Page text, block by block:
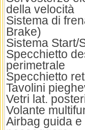
della velocità
Sistema di
Brake)
Sistema Start/
Specchietto
perimetrale
Specchietto
Tavolini
Vetri lat.
Volante
Airbag guida